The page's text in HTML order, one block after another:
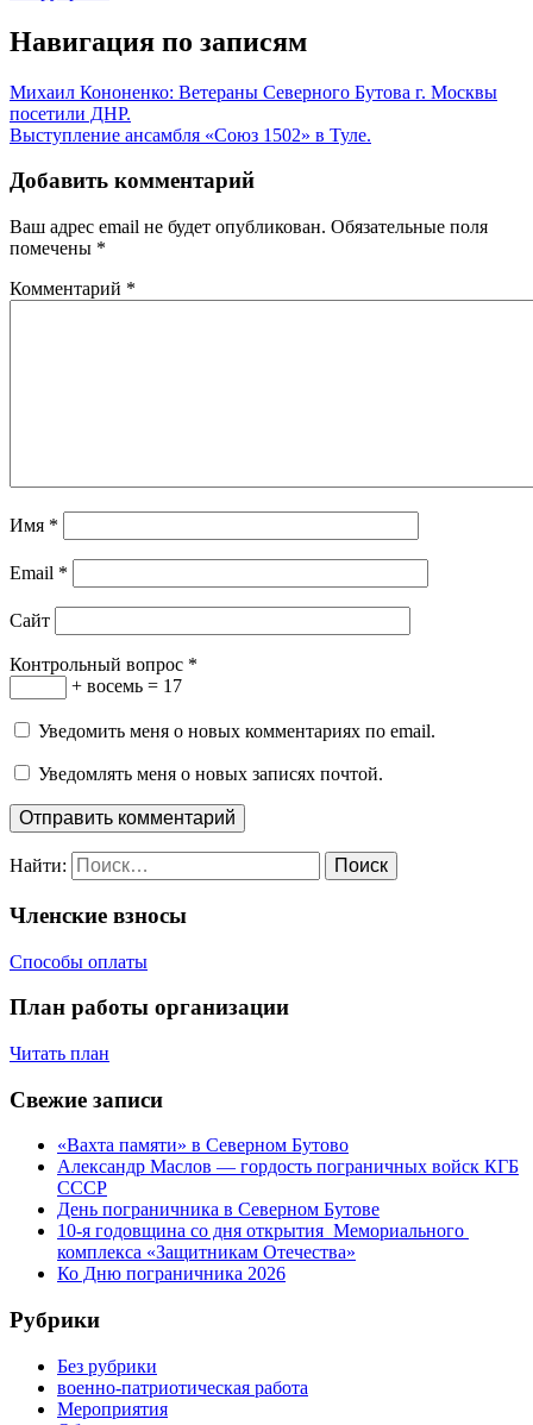
Навигация по записям
Михаил Кононенко: Ветераны Северного Бутова г. Москвы
посетили ДНР.
Выступление ансамбля «Союз 1502» в Туле.
Добавить комментарий
Ваш адрес email не будет опубликован. Обязательные поля
помечены *
Комментарий *
Имя *
Email *
Сайт
Контрольный вопрос *
+ восемь = 17
Уведомить меня о новых комментариях по email.
Уведомлять меня о новых записях почтой.
Найти:
Членские взносы
Способы оплаты
План работы организации
Читать план
Свежие записи
«Вахта памяти» в Северном Бутово
Александр Маслов — гордость пограничных войск КГБ
СССР
День пограничника в Северном Бутове
10-я годовщина со дня открытия Мемориального
комплекса «Защитникам Отечества»
Ко Дню пограничника 2026
Рубрики
Без рубрики
военно-патриотическая работа
Мероприятия